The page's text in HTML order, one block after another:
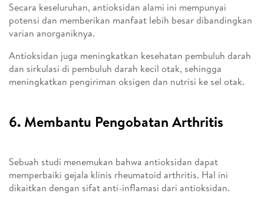
Secara keseluruhan, antioksidan alami ini mempunyai
potensi dan memberikan manfaat lebih besar dibandingkan
varian anorganiknya.
Antioksidan juga meningkatkan kesehatan pembuluh darah
dan sirkulasi di pembuluh darah kecil otak, sehingga
meningkatkan pengiriman oksigen dan nutrisi ke sel otak.
6. Membantu Pengobatan Arthritis
Sebuah studi menemukan bahwa antioksidan dapat
memperbaiki gejala klinis rheumatoid arthritis. Hal ini
dikaitkan dengan sifat anti-inflamasi dari antioksidan.